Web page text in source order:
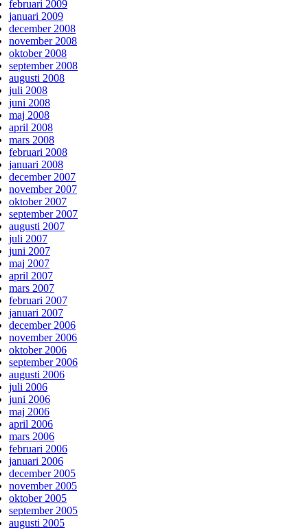
februari 2009
januari 2009
december 2008
november 2008
oktober 2008
september 2008
augusti 2008
juli 2008
juni 2008
maj 2008
april 2008
mars 2008
februari 2008
januari 2008
december 2007
november 2007
oktober 2007
september 2007
augusti 2007
juli 2007
juni 2007
maj 2007
april 2007
mars 2007
februari 2007
januari 2007
december 2006
november 2006
oktober 2006
september 2006
augusti 2006
juli 2006
juni 2006
maj 2006
april 2006
mars 2006
februari 2006
januari 2006
december 2005
november 2005
oktober 2005
september 2005
augusti 2005